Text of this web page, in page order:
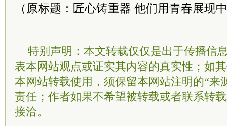
（原标题：匠心铸重器 他们用青春展现
特别声明：本文转载仅仅是出于传播信
表本网站观点或证实其内容的真实性；如
本网站转载使用，须保留本网站注明的“来
责任；作者如果不希望被转载或者联系转
接洽。